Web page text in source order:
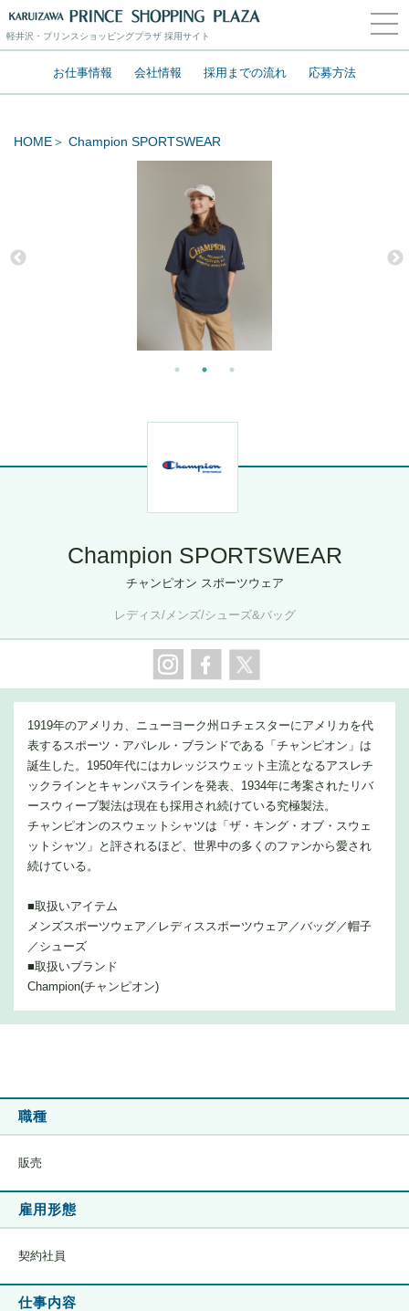
軽井沢・プリンスショッピングプラザ 採用サイト
お仕事情報 会社情報 採用までの流れ 応募方法
HOME Champion SPORTSWEAR
Champion SPORTSWEAR
チャンピオン スポーツウェア
レディス/メンズ/シューズ&バッグ
1919年のアメリカ、ニューヨーク州ロチェスターにアメリカを代
表するスポーツ・アパレル・ブランドである「チャンピオン」は
誕生した。1950年代にはカレッジスウェット主流となるアスレチ
ックラインとキャンパスラインを発表、1934年に考案されたリバ
ースウィーブ製法は現在も採用され続けている究極製法。
チャンピオンのスウェットシャツは「ザ・キング・オブ・スウェ
ットシャツ」と評されるほど、世界中の多くのファンから愛され
続けている。
■取扱いアイテム
メンズスポーツウェア／レディススポーツウェア／バッグ／帽子
／シューズ
■取扱いブランド
Champion(チャンピオン)
職種
販売
雇用形態
契約社員
仕事内容